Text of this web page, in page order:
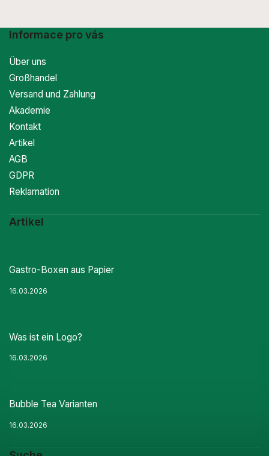
Informace pro vás
Über uns
Großhandel
Versand und Zahlung
Akademie
Kontakt
Artikel
AGB
GDPR
Reklamation
Artikel
Gastro-Boxen aus Papier
16.03.2026
Was ist ein Logo?
16.03.2026
Bubble Tea Varianten
16.03.2026